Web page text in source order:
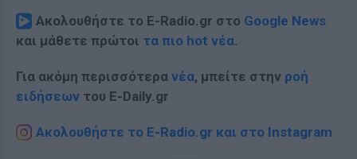
Ακολουθήστε το E-Radio.gr στο Google News
και μάθετε πρώτοι τα πιο hot νέα.
Για ακόμη περισσότερα νέα, μπείτε στην ροή
ειδήσεων του E-Daily.gr
Ακολουθήστε το E-Radio.gr και στο Instagram